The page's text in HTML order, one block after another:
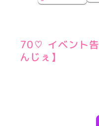
70♡ イベント
んじぇ】